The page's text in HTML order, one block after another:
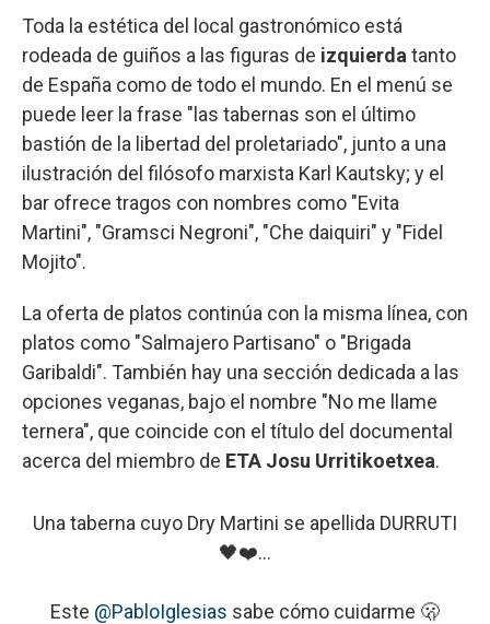
Toda la estética del local gastronómico está
rodeada de guiños a las figuras de izquierda tanto
de España como de todo el mundo. En el menú se
puede leer la frase "las tabernas son el último
bastión de la libertad del proletariado", junto a una
ilustración del filósofo marxista Karl Kautsky; y el
bar ofrece tragos con nombres como "Evita
Martini", "Gramsci Negroni", "Che daiquiri" y "Fidel
Mojito".
La oferta de platos continúa con la misma línea, con
platos como "Salmajero Partisano" o "Brigada
Garibaldi". También hay una sección dedicada a las
opciones veganas, bajo el nombre "No me llame
ternera", que coincide con el título del documental
acerca del miembro de ETA Josu Urritikoetxea.
Una taberna cuyo Dry Martini se apellida DURRUTI
🖤❤️…
Este @PabloIglesias sabe cómo cuidarme 🫢